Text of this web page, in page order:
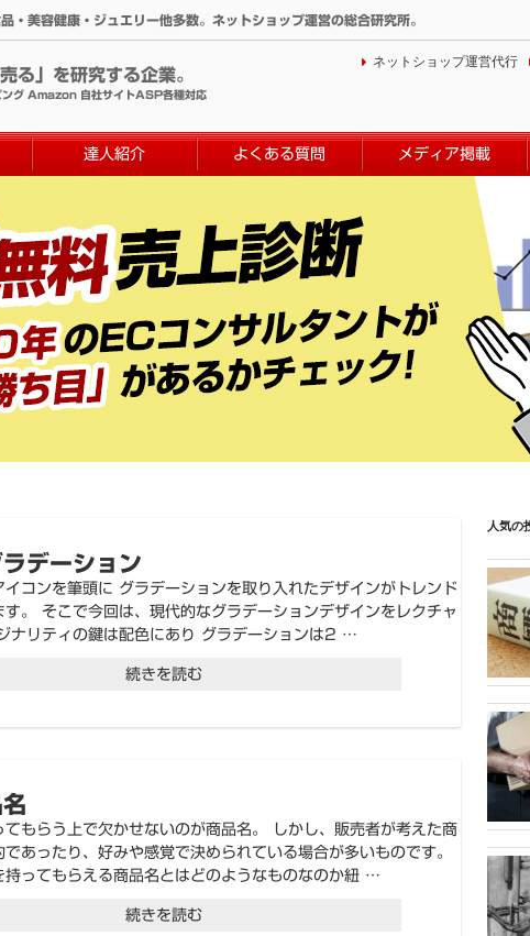
美容健康・ジュエリー他多数。ネットショップ運営の総合研究所。
る」を研究する企業。
グ Amazon 自社サイトASP各種対応
ネットショップ運営代行
達人紹介 よくある質問 メディア掲載
デーション
イコンを筆頭に グラデーションを取り入れたデザインがトレンド
す。 そこで今回は、現代的なグラデーションデザインをレクチャ
ナリティの鍵は配色にあり グラデーションは2 …
“記
グ
ラ
デ
続きを読む
てもらう上で欠かせないのが商品名。 しかし、販売者が考えた商
あったり、好みや感覚で決められている場合が多いものです。
持ってもらえる商品名とはどのようなものなのか紐 …
“愛
続きを読む
人気の